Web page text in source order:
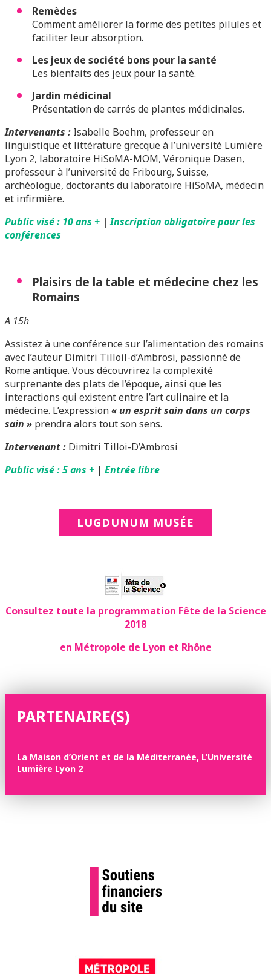
Remèdes
Comment améliorer la forme des petites pilules et
faciliter leur absorption.
Les jeux de société bons pour la santé
Les bienfaits des jeux pour la santé.
Jardin médicinal
Présentation de carrés de plantes médicinales.
Intervenants : Isabelle Boehm, professeur en
linguistique et littérature grecque à l’université Lumière
Lyon 2, laboratoire HiSoMA-MOM, Véronique Dasen,
professeur à l’université de Fribourg, Suisse,
archéologue, doctorants du laboratoire HiSoMA, médecin
et infirmière.
Public visé : 10 ans + |Inscription obligatoire pour les
conférences
Plaisirs de la table et médecine chez les
Romains
A 15h
Assistez à une conférence sur l’alimentation des romains
avec l’auteur Dimitri Tilloil-d’Ambrosi, passionné de
Rome antique. Vous découvrirez la complexité
surprenante des plats de l’époque, ainsi que les
interactions qui existent entre l’art culinaire et la
médecine. L’expression« un esprit sain dans un corps
sain » prendra alors tout son sens.
Intervenant : Dimitri Tilloi-D’Ambrosi
Public visé : 5 ans + | Entrée libre
LUGDUNUM MUSÉE
Consultez toute la programmation Fête de la Science
2018
en Métropole de Lyon et Rhône
PARTENAIRE(S)
La Maison d’Orient et de la Méditerranée, L’Université
Lumière Lyon 2